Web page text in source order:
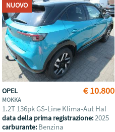
NUOVO
€ 10.800
OPEL
MOKKA
1.2T 136pk GS-Line Klima-Aut Hal
data della prima registrazione:2025
carburante: Benzina